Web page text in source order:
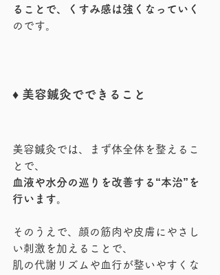
ることで、くすみ感は強くなっていく
のです。
♦︎ 美容鍼灸でできること
美容鍼灸では、まず体全体を整えるこ
とで、
血液や水分の巡りを改善する“本治”を
行います。
そのうえで、顔の筋肉や皮膚にやさし
い刺激を加えることで、
肌の代謝リズムや血行が整いやすくな